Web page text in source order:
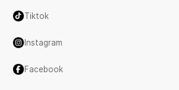
Tiktok
Instagram
Facebook